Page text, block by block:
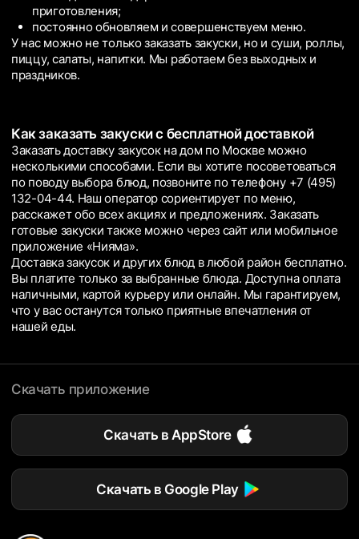
приготовления;
постоянно обновляем и совершенствуем меню.
У нас можно не только заказать закуски, но и суши, роллы,
пиццу, салаты, напитки. Мы работаем без выходных и
праздников.
Как заказать закуски с бесплатной доставкой
Заказать доставку закусок на дом по Москве можно
несколькими способами. Если вы хотите посоветоваться
по поводу выбора блюд, позвоните по телефону +7 (495)
132-04-44. Наш оператор сориентирует по меню,
расскажет обо всех акциях и предложениях. Заказать
готовые закуски также можно через сайт или мобильное
приложение «Нияма».
Доставка закусок и других блюд в любой район бесплатно.
Вы платите только за выбранные блюда. Доступна оплата
наличными, картой курьеру или онлайн. Мы гарантируем,
что у вас останутся только приятные впечатления от
нашей еды.
Скачать приложение
Скачать в AppStore
Скачать в Google Play